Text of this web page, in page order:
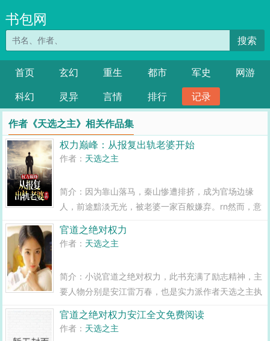
书包网
搜索
首页 玄幻 重生 都市 军史
网游
科幻
灵异 言情 排行 记录
作者《天选之主》相关作品集
权力巅峰：从报复出轨老婆开始
作者： 天选之主
简介：因为靠山落马，秦山惨遭排挤，成为官场边缘
人，前途黯淡无光，被老婆一家百般嫌弃。rn然而，意
色隐私。rn命运的齿轮从这一刻开始转动，他如鱼得
官道之绝对权力
作者： 天选之主
简介：小说官道之绝对权力，此书充满了励志精神，主
要人物分别是安江雷万春，也是实力派作者天选之主执
民之念，投身官场，却被无形大手拨至乡镇，赘婿身份
官道之绝对权力安江全文免费阅读
作者： 天选之主